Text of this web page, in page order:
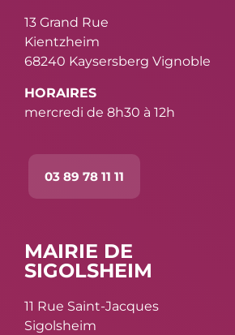
13 Grand Rue
Kientzheim
68240 Kaysersberg Vignoble
HORAIRES
mercredi de 8h30 à 12h
03 89 78 11 11
MAIRIE DE
SIGOLSHEIM
11 Rue Saint-Jacques
Sigolsheim